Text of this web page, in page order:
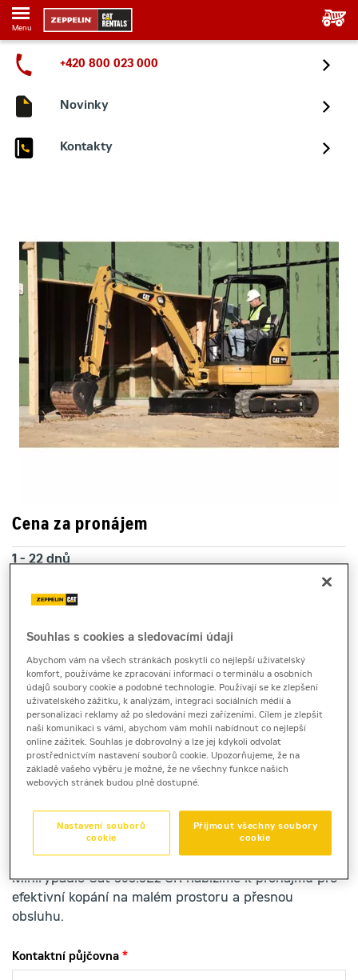
Menu
+420 800 023 000
Novinky
Kontakty
Cena za pronájem
1 - 22 dnů
3 908 Kč s DPH
3 593 Kč s DPH
Kauce
30 000 Kč
pásové minirýpadlo
Technický list Produktový list
Minirýpadlo Cat 303.5E2 CR nabízíme k pronájmu pro
efektivní kopání na malém prostoru a přesnou
obsluhu.
Kontaktní půjčovna
Souhlas s cookies a sledovacími údaji
Abychom vám na všech stránkách poskytli co nejlepší uživatelský
komfort, používáme ke zpracování informací o terminálu a osobních
údajů soubory cookie a podobné technologie. Používají se ke zlepšení
uživatelského zážitku, k analýzám, integraci sociálních médií a
personalizaci reklamy až po sledování mezi zařízeními. Cílem je zlepšit
naši komunikaci s vámi, abychom vám mohli nabídnout co nejlepší
online zážitek. Souhlas je dobrovolný a lze jej kdykoli odvolat
prostřednictvím nastavení souborů cookie. Upozorňujeme, že na
základě vašeho výběru je možné, že ne všechny funkce našich
webových stránek budou plně dostupné.
Přijmout všechny soubory
cookie
Nastavení souborů
cookie